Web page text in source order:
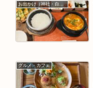
お出かけ（神社・自然・旅）
グルメ・カフェ